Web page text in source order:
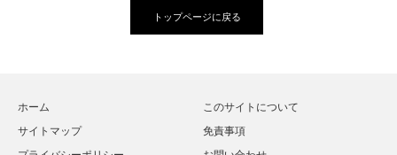
トップページに戻る
ホーム
このサイトについて
サイトマップ
免責事項